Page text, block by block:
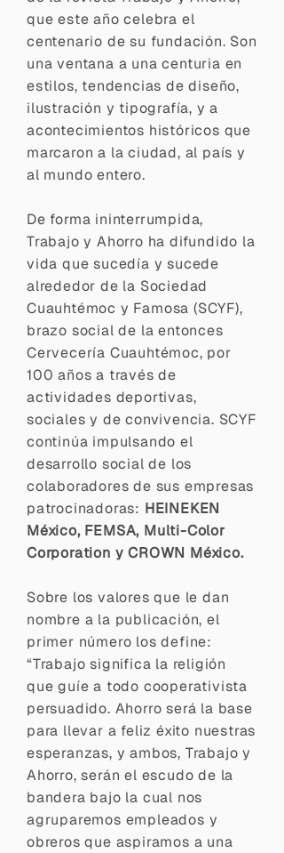
que este año celebra el
centenario de su fundación. Son
una ventana a una centuria en
estilos, tendencias de diseño,
ilustración y tipografía, y a
acontecimientos históricos que
marcaron a la ciudad, al país y
al mundo entero.
De forma ininterrumpida,
Trabajo y Ahorro ha difundido la
vida que sucedía y sucede
alrededor de la Sociedad
Cuauhtémoc y Famosa (SCYF),
brazo social de la entonces
Cervecería Cuauhtémoc, por
100 años a través de
actividades deportivas,
sociales y de convivencia. SCYF
continúa impulsando el
desarrollo social de los
colaboradores de sus empresas
patrocinadoras: HEINEKEN
México, FEMSA, Multi-Color
Corporation y CROWN México.
Sobre los valores que le dan
nombre a la publicación, el
primer número los define:
“Trabajo significa la religión
que guíe a todo cooperativista
persuadido. Ahorro será la base
para llevar a feliz éxito nuestras
esperanzas, y ambos, Trabajo y
Ahorro, serán el escudo de la
bandera bajo la cual nos
agruparemos empleados y
obreros que aspiramos a una